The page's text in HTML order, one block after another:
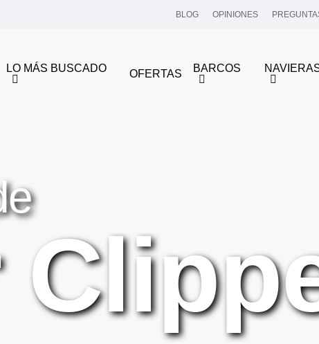
BLOG OPINIONES
LO MÁS BUSCADO OFERTAS BARCOS